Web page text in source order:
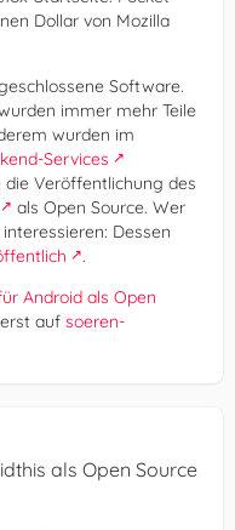
Dollar von Mozilla
Software.
immer mehr Teile
wurden im
Services
Veröffentlichung des
als Open Source. Wer
Dessen
.
Android als Open
auf soeren-
als Open Source